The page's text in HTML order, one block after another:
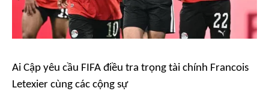
Ai Cập yêu cầu FIFA điều tra trọng tài chính Francois
Letexier cùng các cộng sự